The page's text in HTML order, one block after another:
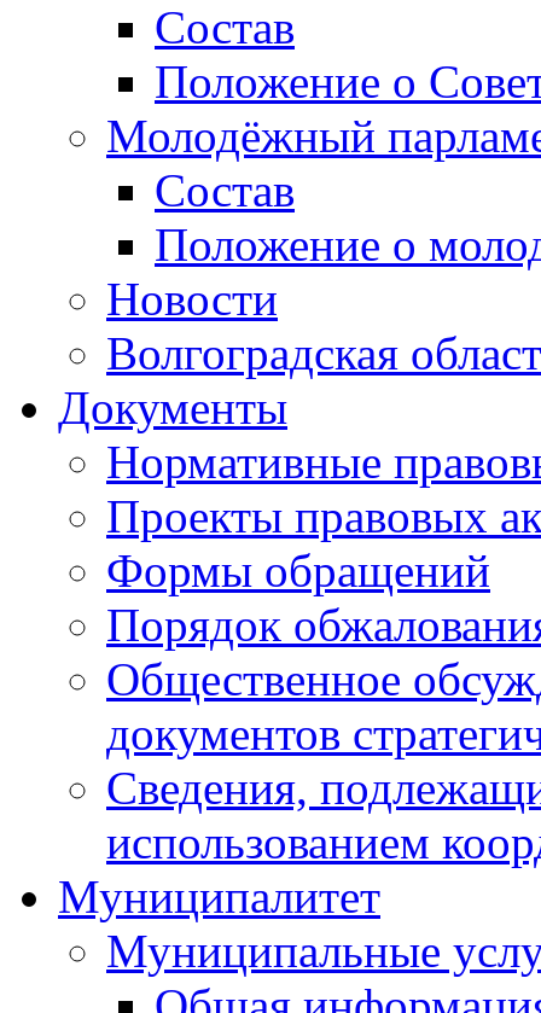
Состав
Положение о
Молодёжный
Состав
Положение о
Новости
Волгоградская
Документы
Нормативные
Проекты правовых
Формы обращений
Порядок
Общественное
документов
Сведения,
использованием
Муниципалитет
Муниципальные